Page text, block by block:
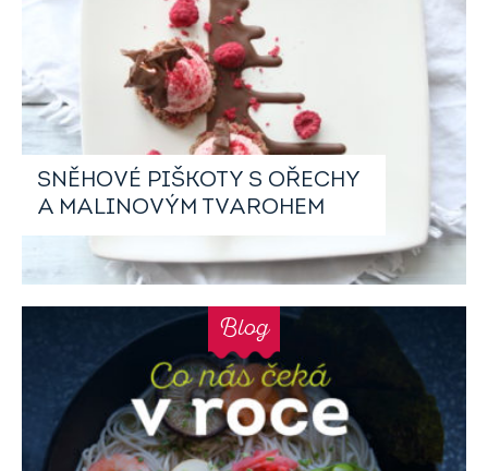
SNĚHOVÉ PIŠKOTY S OŘECHY
A MALINOVÝM TVAROHEM
Blog